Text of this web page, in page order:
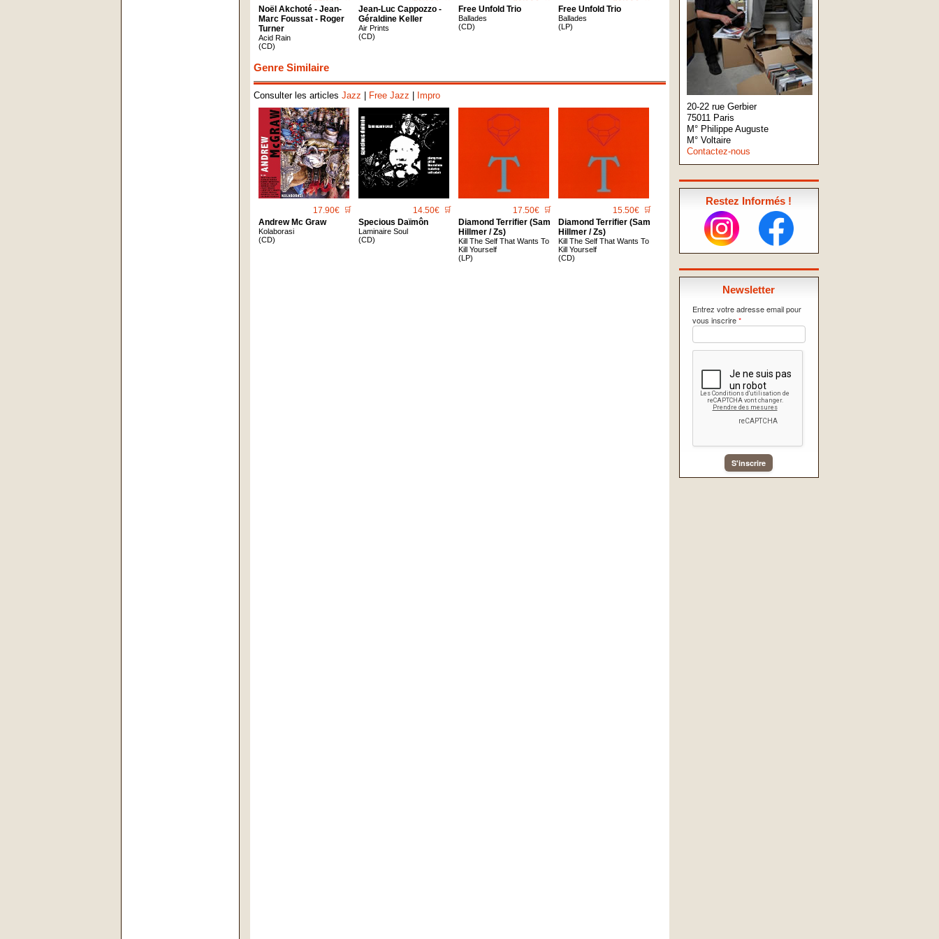
20-22 rue Gerbier
75011 Paris
M° Philippe Auguste
M° Voltaire
Contactez-nous
Restez Informés !
Newsletter
Entrez votre adresse email pour
vous inscrire*
S'inscrire
Noël Akchoté - Jean-
Marc Foussat - Roger
Turner
Acid Rain
(CD)
Jean-Luc Cappozzo -
Géraldine Keller
Air Prints
(CD)
Free Unfold Trio
Ballades
(CD)
Free Unfold Trio
Ballades
(LP)
Genre Similaire
Consulter les articles Jazz Free Jazz Impro
17.90€ 🛒
Andrew Mc Graw
Kolaborasi
(CD)
14.50€ 🛒
Specious Daïmôn
Laminaire Soul
(CD)
17.50€ 🛒
Diamond Terrifier (Sam
Hillmer / Zs)
Kill The Self That Wants To
Kill Yourself
(LP)
15.50€ 🛒
Diamond Terrifier (Sam
Hillmer / Zs)
Kill The Self That Wants To
Kill Yourself
(CD)